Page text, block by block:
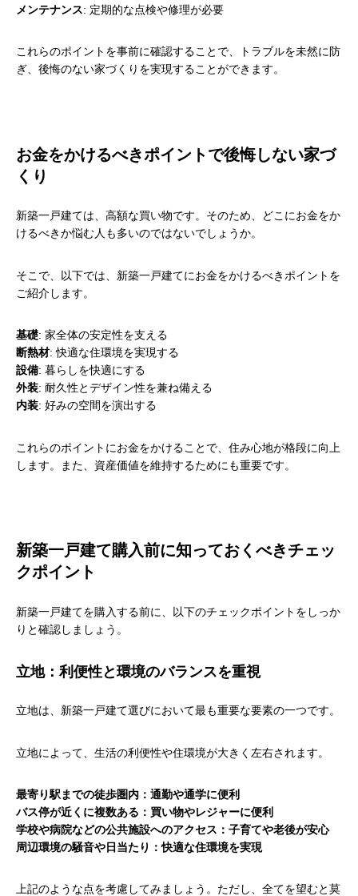
メンテナンス: 定期的な点検や修理が必要
これらのポイントを事前に確認することで、トラブルを未然に防
ぎ、後悔のない家づくりを実現することができます。
お金をかけるべきポイントで後悔しない家づ
くり
新築一戸建ては、高額な買い物です。そのため、どこにお金をか
けるべきか悩む人も多いのではないでしょうか。
そこで、以下では、新築一戸建てにお金をかけるべきポイントを
ご紹介します。
基礎: 家全体の安定性を支える
断熱材: 快適な住環境を実現する
設備: 暮らしを快適にする
外装: 耐久性とデザイン性を兼ね備える
内装: 好みの空間を演出する
これらのポイントにお金をかけることで、住み心地が格段に向上
します。また、資産価値を維持するためにも重要です。
新築一戸建て購入前に知っておくべきチェッ
クポイント
新築一戸建てを購入する前に、以下のチェックポイントをしっか
りと確認しましょう。
立地：利便性と環境のバランスを重視
立地は、新築一戸建て選びにおいて最も重要な要素の一つです。
立地によって、生活の利便性や住環境が大きく左右されます。
最寄り駅までの徒歩圏内：通勤や通学に便利
バス停が近くに複数ある：買い物やレジャーに便利
学校や病院などの公共施設へのアクセス：子育てや老後が安心
周辺環境の騒音や日当たり：快適な住環境を実現
上記のような点を考慮してみましょう。ただし、全てを望むと莫